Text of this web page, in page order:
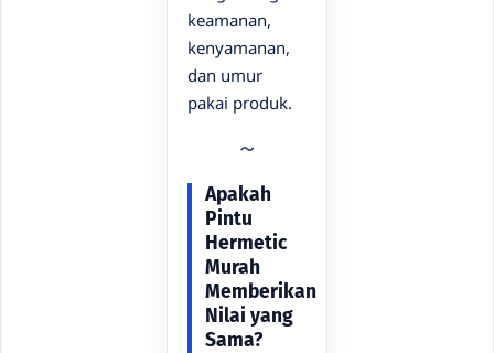
keamanan,
kenyamanan,
dan umur
pakai produk.
Apakah
Pintu
Hermetic
Murah
Memberikan
Nilai yang
Sama?